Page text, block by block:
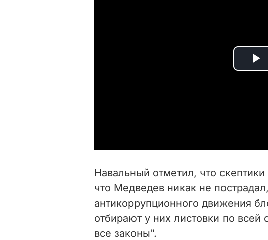
P
i
d
Навальный отметил, что
что Медведев никак не
антикоррупционного движения
отбирают у них листовки по
все законы".